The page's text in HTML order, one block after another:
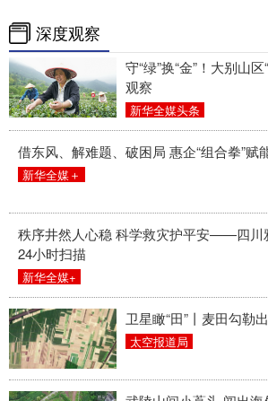
深度观察
守“绿”换“金”！大别山
观察
新华全媒头条
借东风、解难题、破困局 惠企“组合拳”赋
新华全媒＋
秩序井然人心稳 科学救灾护平安——四川
24小时扫描
新华全媒+
卫星瞰“田”丨麦田勾勒
太空报道局